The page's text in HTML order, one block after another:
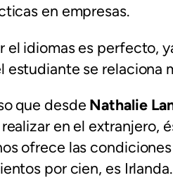
en empresas.
el idiomas es perfecto,
estudiante se relaciona
que desde Nathalie
en el extranjero,
ofrece las
por cien, es